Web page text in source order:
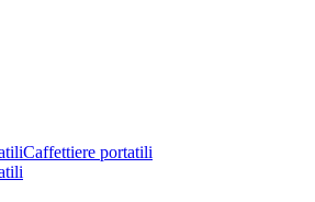
Caffettiere portatili